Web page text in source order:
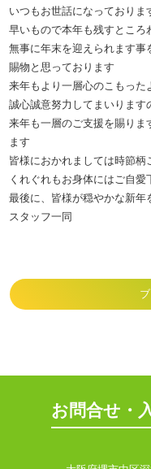
いつもお世話になっておりま
早いもので本年も残すところ
無事に年末を迎えられます事
賜物と思っております
来年もより一層心のこもった
誠心誠意努力してまいります
来年も一層のご支援を賜り
ます
皆様におかれましては時節柄
くれぐれもお身体にはご自愛
最後に、皆様が穏やかな新年
スタッフ一同
お問合せ・